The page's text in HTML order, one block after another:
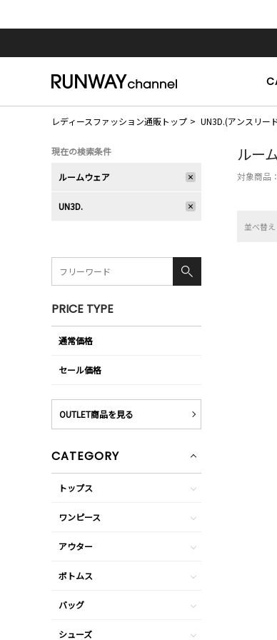
レディースファッション通販トップ UN3D.(アンスリー
ルー
対象商品：
並べ替え
現在の検索条件
ルームウェア
UN3D.
PRICE TYPE
通常価格
セール価格
OUTLET商品を見る
CATEGORY
トップス
ワンピース
アウター
ボトムス
バッグ
シューズ